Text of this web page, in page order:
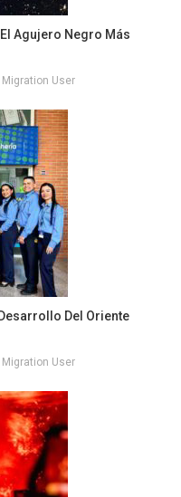
Agujero Negro Más
User
Del Oriente
User